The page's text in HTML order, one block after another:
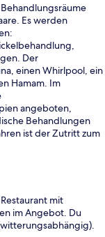
Es werden
Der
einen Whirlpool, ein
Hamam. Im
angeboten,
Behandlungen
ist der Zutritt zum
mit
im Angebot. Du